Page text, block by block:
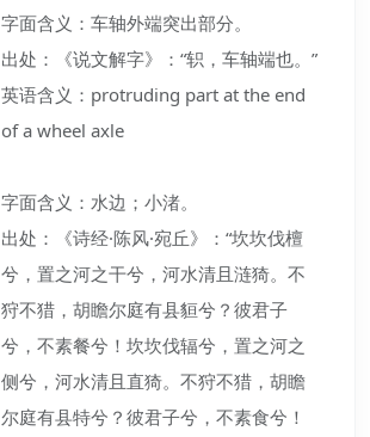
字面含义：车轴外端突出部分。
出处：《说文解字》：“轵，车轴端也。”
英语含义：protruding part at the end
of a wheel axle
字面含义：水边；小渚。
出处：《诗经·陈风·宛丘》：“坎坎伐檀
兮，置之河之干兮，河水清且涟猗。不
狩不猎，胡瞻尔庭有县貆兮？彼君子
兮，不素餐兮！坎坎伐辐兮，置之河之
侧兮，河水清且直猗。不狩不猎，胡瞻
尔庭有县特兮？彼君子兮，不素食兮！